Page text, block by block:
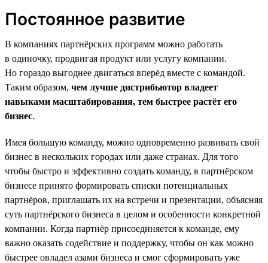
Постоянное развитие
В компаниях партнёрских программ можно работать
в одиночку, продвигая продукт или услугу компании.
Но гораздо выгоднее двигаться вперёд вместе с командой.
Таким образом, чем лучше дистрибьютор владеет
навыками масштабирования, тем быстрее растёт его
бизнес.
Имея большую команду, можно одновременно развивать свой
бизнес в нескольких городах или даже странах. Для того
чтобы быстро и эффективно создать команду, в партнёрском
бизнесе принято формировать списки потенциальных
партнёров, приглашать их на встречи и презентации, объясняя
суть партнёрского бизнеса в целом и особенности конкретной
компании. Когда партнёр присоединяется к команде, ему
важно оказать содействие и поддержку, чтобы он как можно
быстрее овладел азами бизнеса и смог сформировать уже